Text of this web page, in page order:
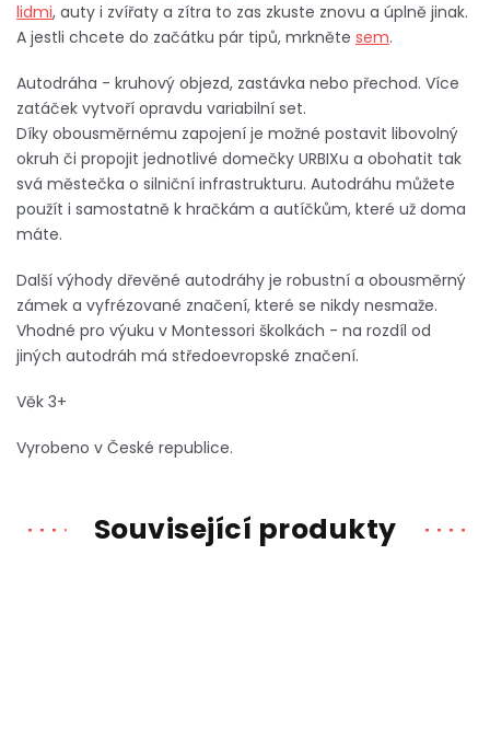
lidmi, auty i zvířaty a zítra to zas zkuste znovu a úplně jinak.
A jestli chcete do začátku pár tipů, mrkněte sem.
Autodráha - kruhový objezd, zastávka nebo přechod. Více
zatáček vytvoří opravdu variabilní set.
Díky obousměrnému zapojení je možné postavit libovolný
okruh či propojit jednotlivé domečky URBIXu a obohatit tak
svá městečka o silniční infrastrukturu. Autodráhu můžete
použít i samostatně k hračkám a autíčkům, které už doma
máte.
Další výhody dřevěné autodráhy je robustní a obousměrný
zámek a vyfrézované značení, které se nikdy nesmaže.
Vhodné pro výuku v Montessori školkách - na rozdíl od
jiných autodráh má středoevropské značení.
Věk 3+
Vyrobeno v České republice.
Související produkty